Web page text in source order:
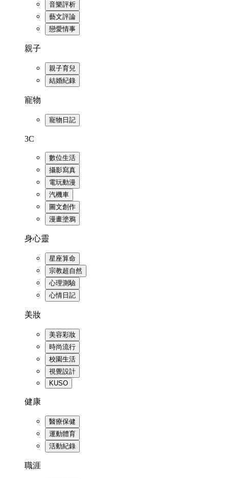
音樂評析
藝文評論
戀愛情事
親子
親子育兒
結婚紀錄
寵物
寵物日記
3C
數位生活
攝影寫真
電玩動漫
汽機車
圖文創作
漫畫塗鴉
身心靈
星座算命
宗教超自然
心理測驗
心情日記
美妝
美容彩妝
時尚流行
校園生活
視覺設計
KUSO
健康
醫療保健
運動體育
活動紀錄
職涯